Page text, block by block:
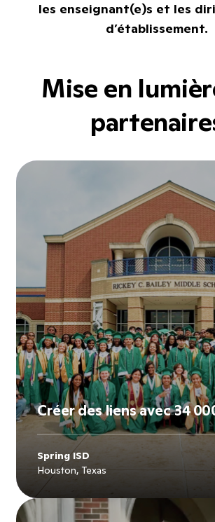
les enseignant(e)s et les
d’établissement.
Mise en
Créer des liens avec 34
Spring ISD
Houston, Texas
ExploreSpring ISD